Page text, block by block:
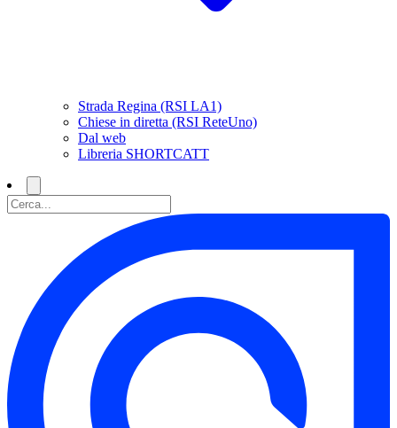
Strada Regina (RSI LA1)
Chiese in diretta (RSI ReteUno)
Dal web
Libreria SHORTCATT